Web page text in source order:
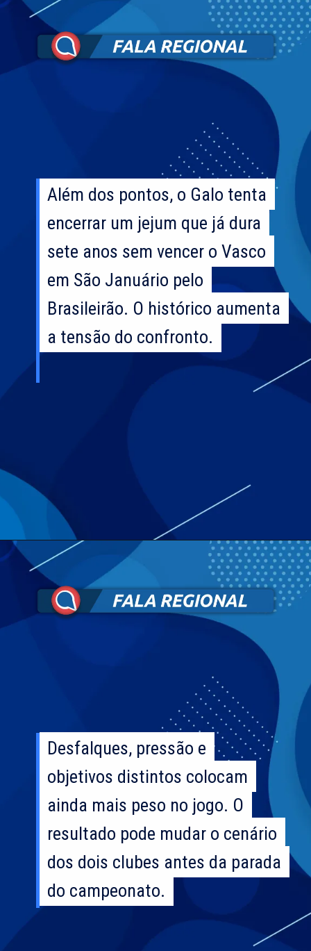
Além dos pontos, o Galo tenta
encerrar um jejum que já dura
sete anos sem vencer o Vasco
em São Januário pelo
Brasileirão. O histórico aumenta
a tensão do confronto.
Além dos pontos, o Galo tenta
encerrar um jejum que já dura
sete anos sem vencer o Vasco
em São Januário pelo
Brasileirão. O histórico aumenta
a tensão do confronto.
Desfalques, pressão e
objetivos distintos colocam
ainda mais peso no jogo. O
resultado pode mudar o cenário
dos dois clubes antes da parada
do campeonato.
Desfalques, pressão e
objetivos distintos colocam
ainda mais peso no jogo. O
resultado pode mudar o cenário
dos dois clubes antes da parada
do campeonato.